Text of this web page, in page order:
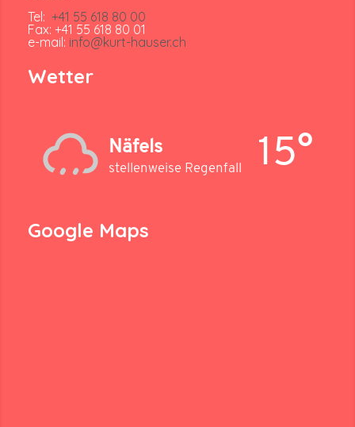
Tel: +41 55 618 80 00
Fax: +41 55 618 80 01
e-mail: info@kurt-hauser.ch
Wetter
Näfels
stellenweise Regenfall 15°
Google Maps